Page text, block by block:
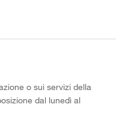
o sui servizi della
dal lunedì al